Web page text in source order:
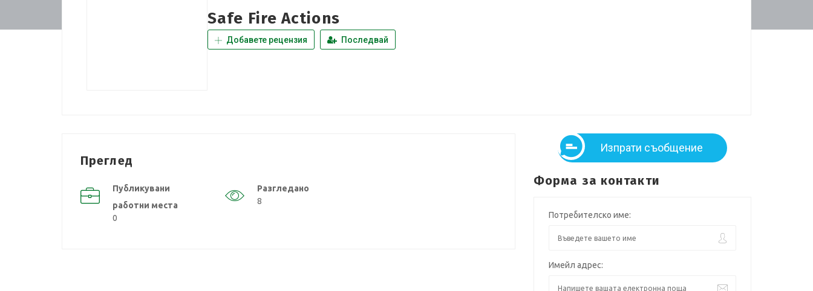
Safe Fire Actions
Добавете рецензия Последвай
Преглед
Публикувани
работни места
0
Разгледано
8
Изпрати съобщение
Форма за контакти
Потребителско име:
Имейл адрес: